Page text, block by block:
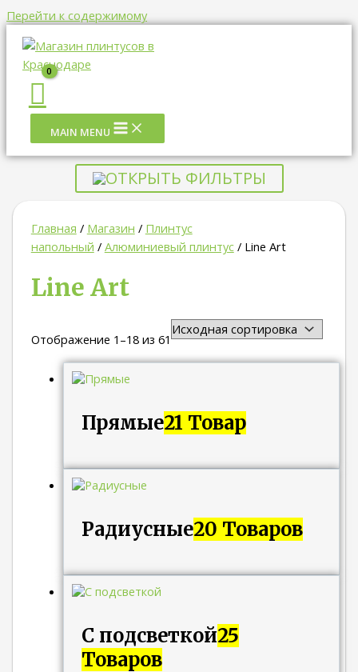
Перейти к содержимому
MAIN MENU
Главная / Магазин / Плинтус
напольный / Алюминиевый плинтус/ Line Art
Line Art
Отображение 1–18 из 61
Прямые21 Товар
Радиусные20 Товаров
С подсветкой25
Товаров
ОТКРЫТЬ ФИЛЬТРЫ